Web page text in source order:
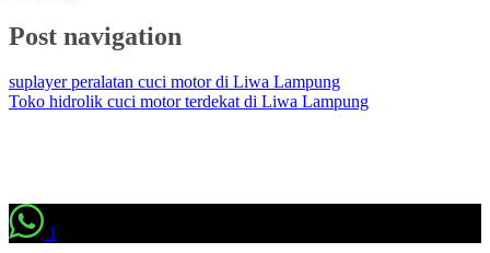
Post navigation
suplayer peralatan cuci motor di Liwa Lampung
Toko hidrolik cuci motor terdekat di Liwa Lampung
1